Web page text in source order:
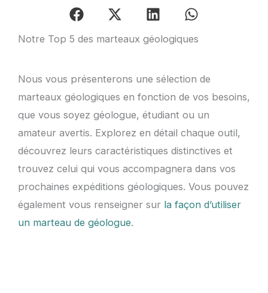
Notre Top 5 des marteaux géologiques
Nous vous présenterons une sélection de
marteaux géologiques en fonction de vos besoins,
que vous soyez géologue, étudiant ou un
amateur avertis. Explorez en détail chaque outil,
découvrez leurs caractéristiques distinctives et
trouvez celui qui vous accompagnera dans vos
prochaines expéditions géologiques. Vous pouvez
également vous renseigner sur la façon d’utiliser
un marteau de géologue.